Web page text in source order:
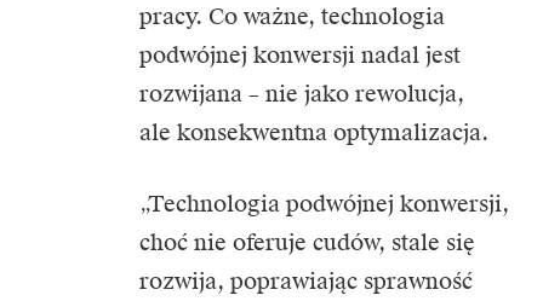
pracy. Co ważne, technologia
podwójnej konwersji nadal jest
rozwijana – nie jako rewolucja,
ale konsekwentna optymalizacja.
„Technologia podwójnej konwersji,
choć nie oferuje cudów, stale się
rozwija, poprawiając sprawność